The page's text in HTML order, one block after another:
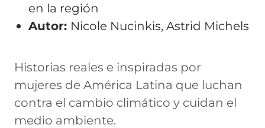
en la región
Autor: Nicole Nucinkis, Astrid Michels
Historias reales e inspiradas por
mujeres de América Latina que luchan
contra el cambio climático y cuidan el
medio ambiente.